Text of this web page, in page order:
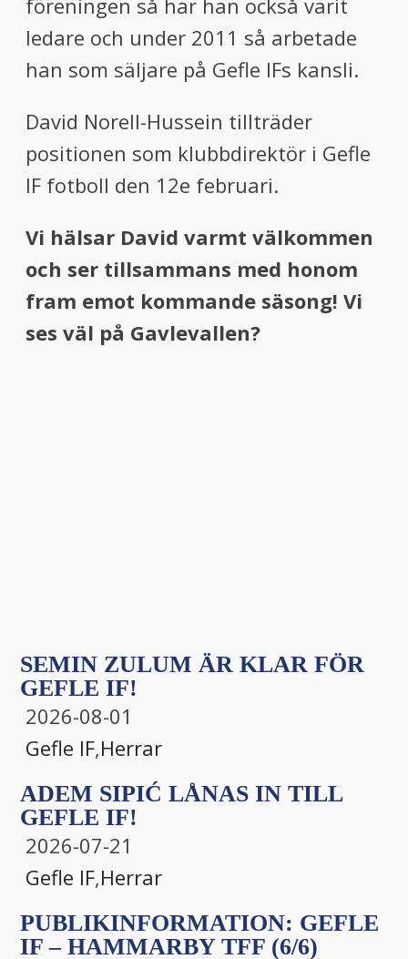
föreningen så har han också varit
ledare och under 2011 så arbetade
han som säljare på Gefle IFs kansli.
David Norell-Hussein tillträder
positionen som klubbdirektör i Gefle
IF fotboll den 12e februari.
Vi hälsar David varmt välkommen
och ser tillsammans med honom
fram emot kommande säsong! Vi
ses väl på Gavlevallen?
SEMIN ZULUM ÄR KLAR FÖR
GEFLE IF!
2026-08-01
Gefle IF,Herrar
ADEM SIPIĆ LÅNAS IN TILL
GEFLE IF!
2026-07-21
Gefle IF,Herrar
PUBLIKINFORMATION: GEFLE
IF – HAMMARBY TFF (6/6)